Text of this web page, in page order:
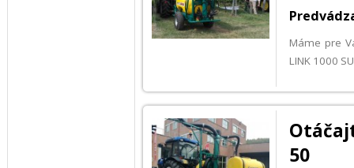
Máme pre
LINK 1000
50